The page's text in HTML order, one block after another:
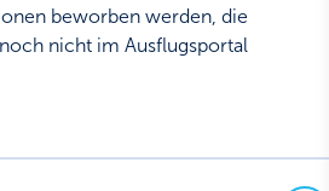
beworben werden, die
nicht im Ausflugsportal